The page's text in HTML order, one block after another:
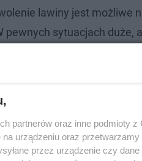
lawiny jest możliwe
sytuacjach duże,
partnerów oraz inne podmioty
urządzeniu oraz
przez urządzenie czy